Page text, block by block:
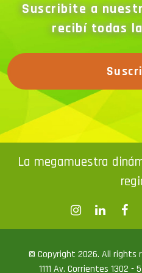
Suscribite a
recibí todas
La megamuestra
© Copyright 2026. All rights
1111 Av. Corrientes 1302 -